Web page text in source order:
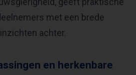
met een brede
achter.
en herkenbare